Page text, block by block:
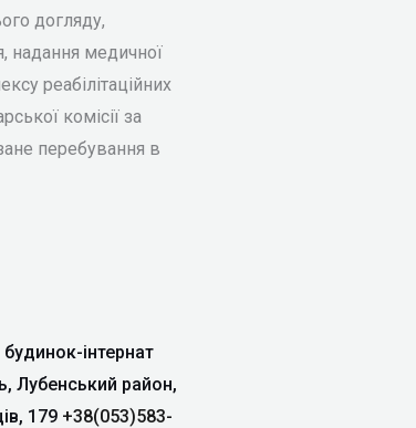
догляду,
надання медичної
реабілітаційних
комісії за
перебування в
інтернат
Лубенський район,
179 +38(053)583-